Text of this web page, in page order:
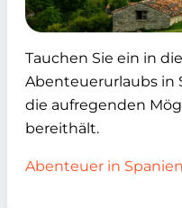
Tauchen Sie ein in
Abenteuerurlaubs in
die aufregenden
bereithält.
Abenteuer in Spanien